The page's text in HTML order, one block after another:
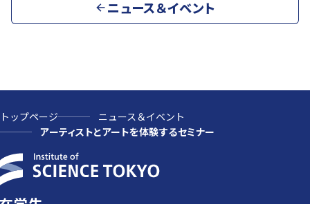
ニュース＆イベント
トップページ
ニュース＆イベント
アーティストとアートを体験するセミナー